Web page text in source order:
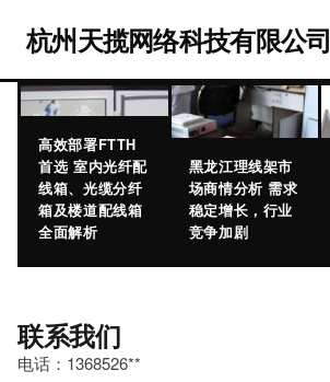
杭州天揽网络科技有限公司
高效部署FTTH
首选 室内光纤配
线箱、光缆分纤
箱及楼道配线箱
全面解析
黑龙江理线架市
场商情分析 需求
稳定增长，行业
竞争加剧
联系我们
电话：1368526**